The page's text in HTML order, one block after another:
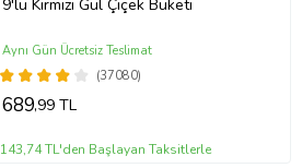
9'lu Kırmızı Gül Çiçek Buketi
(37080)
Aynı Gün Ücretsiz Teslimat
689,99 TL
143,74 TL'den Başlayan Taksitlerle